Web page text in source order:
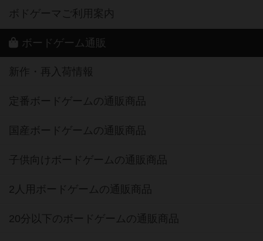
ボドゲーマご利用案内
ボードゲーム通販
新作・再入荷情報
定番ボードゲームの通販商品
国産ボードゲームの通販商品
子供向けボードゲームの通販商品
2人用ボードゲームの通販商品
20分以下のボードゲームの通販商品